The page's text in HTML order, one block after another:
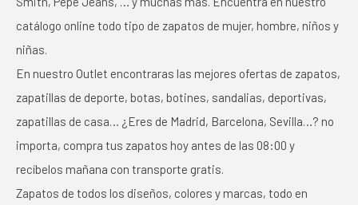
catálogo online todo tipo de zapatos de mujer, hombre, niños y
niñas.
En nuestro Outlet encontraras las mejores ofertas de zapatos,
zapatillas de deporte, botas, botines, sandalias, deportivas,
zapatillas de casa… ¿Eres de Madrid, Barcelona, Sevilla…? no
importa, compra tus zapatos hoy antes de las 08:00 y
recíbelos mañana con transporte gratis.
Zapatos de todos los diseños, colores y marcas, todo en